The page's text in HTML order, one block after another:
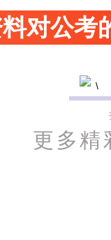
对公考
更多精